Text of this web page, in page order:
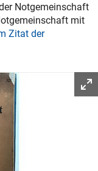
Notgemeinschaft
mit
Zitat der